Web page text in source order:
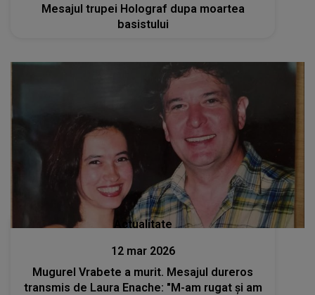
Mesajul trupei Holograf dupa moartea
basistului
Actualitate
12 mar 2026
Mugurel Vrabete a murit. Mesajul dureros
transmis de Laura Enache: "M-am rugat și am